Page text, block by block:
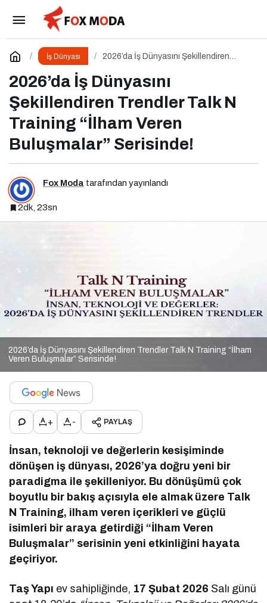
İş Dünyası
2026’da İş Dünyasını Şekillendiren
Buluşmalar” Serisinde!
2026’da İş Dünyasını
Şekillendiren Trendler Talk N
Training “İlham Veren
Buluşmalar” Serisinde!
Fox Moda tarafından yayınlandı
2dk, 23sn
2026’da İş Dünyasını Şekillendiren Trendler Talk N Training “İlham
Veren Buluşmalar” Serisinde!
+ - PAYLAŞ
İnsan, teknoloji ve değerlerin kesişiminde
dönüşen iş dünyası, 2026’ya doğru yeni bir
paradigma ile şekilleniyor. Bu dönüşümü çok
boyutlu bir bakış açısıyla ele almak üzere Talk
N Training, ilham veren içerikleri ve güçlü
isimleri bir araya getirdiği “İlham Veren
Buluşmalar” serisinin yeni etkinliğini hayata
geçiriyor.
Taş Yapı ev sahipliğinde, 17 Şubat 2026 Salı günü
JCI Culture’ın 2026 Dönem Başkanı Ufuk Can
Ay Oldu
Yorum Yap